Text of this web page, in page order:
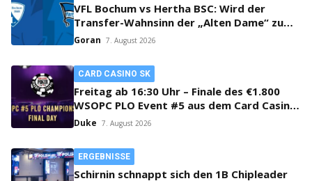
VFL Bochum vs Hertha BSC: Wird der
Transfer-Wahnsinn der „Alten Dame“ zum
Verhängnis?
Goran 7. August 2026
CARD CASINO SK
Freitag ab 16:30 Uhr – Finale des €1.800
WSOPC PLO Event #5 aus dem Card Casino
SK!
Duke 7. August 2026
ERGEBNISSE
Schirnin schnappt sich den 1B Chipleader